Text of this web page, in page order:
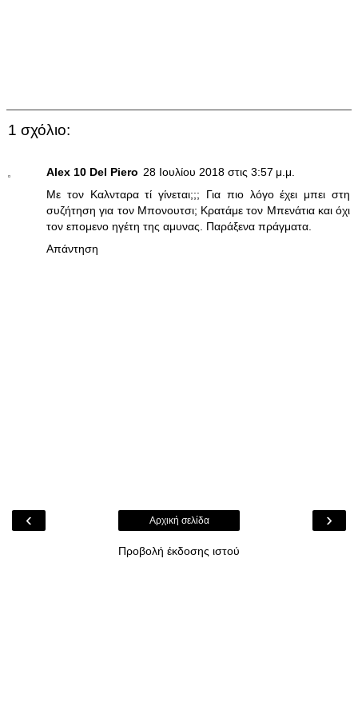
1 σχόλιο:
Alex 10 Del Piero 28 Ιουλίου 2018 στις 3:57 μ.μ.
Με τον Καλνταρα τί γίνεται;;; Για πιο λόγο έχει μπει στη
συζήτηση για τον Μπονουτσι; Κρατάμε τον Μπενάτια και όχι
τον επομενο ηγέτη της αμυνας. Παράξενα πράγματα.
Απάντηση
‹ ›
Αρχική σελίδα
Προβολή έκδοσης ιστού